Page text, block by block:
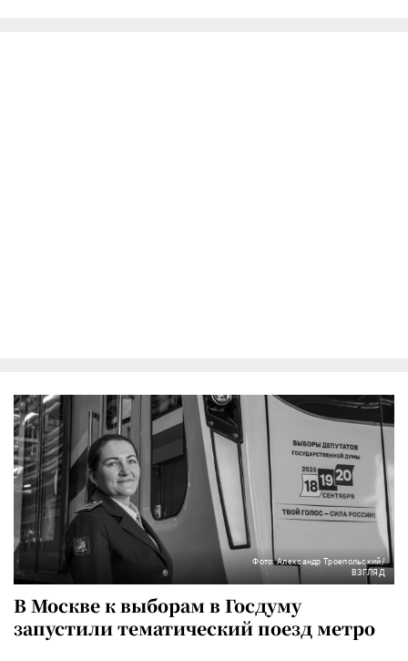
Фото: Александр Троепольский/
ВЗГЛЯД
В Москве к выборам в Госдуму
запустили тематический поезд метро